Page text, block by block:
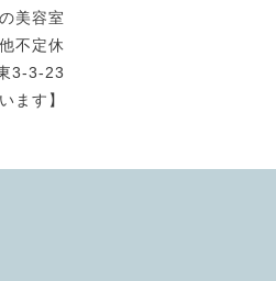
美容室
不定休
3-3-23
ます】